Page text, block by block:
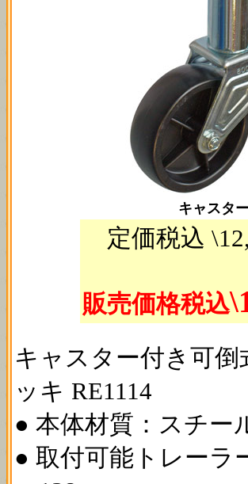
キャスタ
定価税込
販売価格税込
キャスター付き可
ッキ RE1114
● 本体材質：スチー
● 取付可能トレーラ